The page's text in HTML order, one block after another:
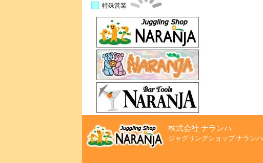
特殊営業
株式会社 ナランハ
ジャグリングショップ ナランハ